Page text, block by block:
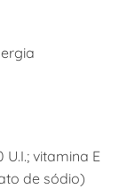
U.I.; vitamina E
de sódio)